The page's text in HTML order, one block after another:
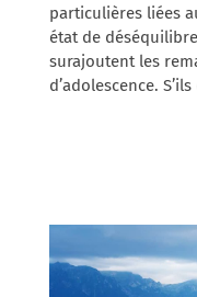
particulières liées
état de
surajoutent les
d’adolescence.